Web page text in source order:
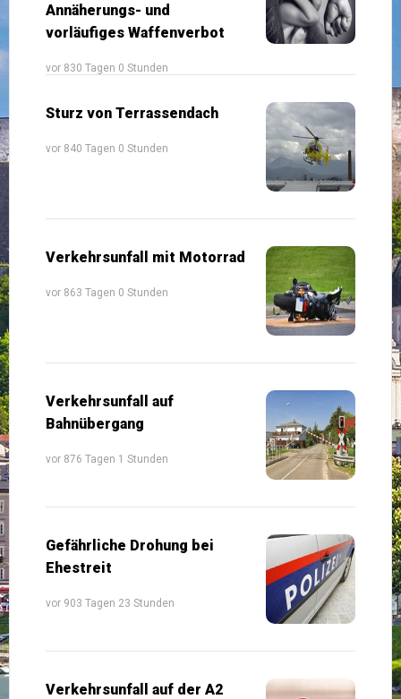
Annäherungs- und
vorläufiges Waffenverbot
vor 830 Tagen 0 Stunden
Sturz von Terrassendach
vor 840 Tagen 0 Stunden
Verkehrsunfall mit Motorrad
vor 863 Tagen 0 Stunden
Verkehrsunfall auf
Bahnübergang
vor 876 Tagen 1 Stunden
Gefährliche Drohung bei
Ehestreit
vor 903 Tagen 23 Stunden
Verkehrsunfall auf der A2